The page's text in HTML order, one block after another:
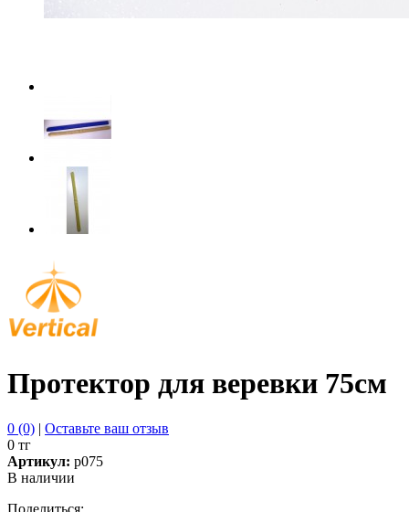
Протектор для веревки 75см
0 (0) | Оставьте ваш отзыв
0 тг
Артикул: p075
В наличии
Поделиться: